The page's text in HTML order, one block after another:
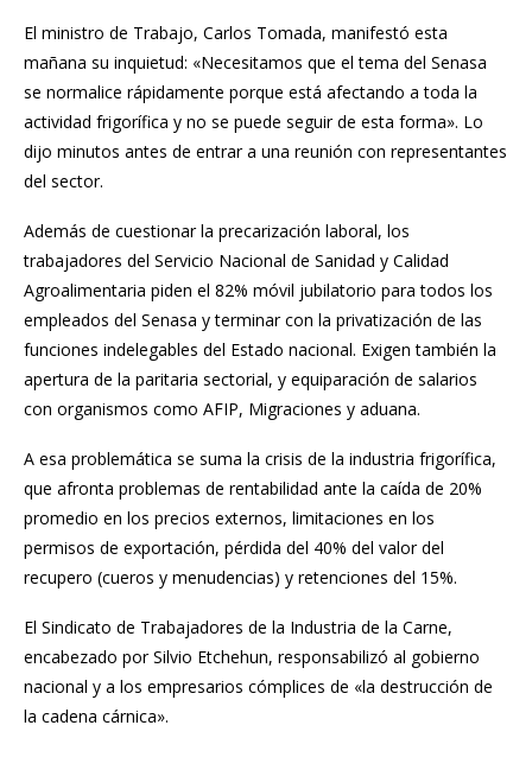
El ministro de Trabajo, Carlos Tomada, manifestó esta
mañana su inquietud: «Necesitamos que el tema del Senasa
se normalice rápidamente porque está afectando a toda la
actividad frigorífica y no se puede seguir de esta forma». Lo
dijo minutos antes de entrar a una reunión con representantes
del sector.
Además de cuestionar la precarización laboral, los
trabajadores del Servicio Nacional de Sanidad y Calidad
Agroalimentaria piden el 82% móvil jubilatorio para todos los
empleados del Senasa y terminar con la privatización de las
funciones indelegables del Estado nacional. Exigen también la
apertura de la paritaria sectorial, y equiparación de salarios
con organismos como AFIP, Migraciones y aduana.
A esa problemática se suma la crisis de la industria frigorífica,
que afronta problemas de rentabilidad ante la caída de 20%
promedio en los precios externos, limitaciones en los
permisos de exportación, pérdida del 40% del valor del
recupero (cueros y menudencias) y retenciones del 15%.
El Sindicato de Trabajadores de la Industria de la Carne,
encabezado por Silvio Etchehun, responsabilizó al gobierno
nacional y a los empresarios cómplices de «la destrucción de
la cadena cárnica».